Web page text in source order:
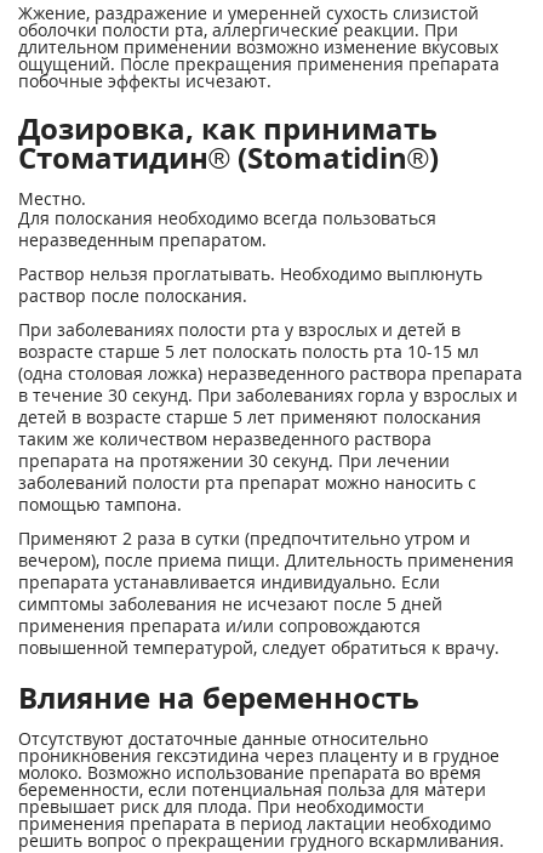
Жжение, раздражение и умеренней сухость слизистой
оболочки полости рта, аллергические реакции. При
длительном применении возможно изменение вкусовых
ощущений. После прекращения применения препарата
побочные эффекты исчезают.
Дозировка, как принимать
Стоматидин® (Stomatidin®)
Местно.
Для полоскания необходимо всегда пользоваться
неразведенным препаратом.
Раствор нельзя проглатывать. Необходимо выплюнуть
раствор после полоскания.
При заболеваниях полости рта у взрослых и детей в
возрасте старше 5 лет полоскать полость рта 10-15 мл
(одна столовая ложка) неразведенного раствора препарата
в течение 30 секунд. При заболеваниях горла у взрослых и
детей в возрасте старше 5 лет применяют полоскания
таким же количеством неразведенного раствора
препарата на протяжении 30 секунд. При лечении
заболеваний полости рта препарат можно наносить с
помощью тампона.
Применяют 2 раза в сутки (предпочтительно утром и
вечером), после приема пищи. Длительность применения
препарата устанавливается индивидуально. Если
симптомы заболевания не исчезают после 5 дней
применения препарата и/или сопровождаются
повышенной температурой, следует обратиться к врачу.
Влияние на беременность
Отсутствуют достаточные данные относительно
проникновения гексэтидина через плаценту и в грудное
молоко. Возможно использование препарата во время
беременности, если потенциальная польза для матери
превышает риск для плода. При необходимости
применения препарата в период лактации необходимо
решить вопрос о прекращении грудного вскармливания.